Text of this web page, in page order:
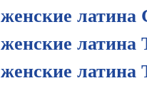
женские
женские латина
женские латина